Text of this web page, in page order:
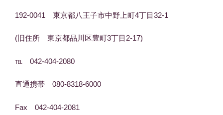
192-0041 東京都八王子市中野上町4丁目32-1
(旧住所 東京都品川区豊町3丁目2-17)
℡ 042-404-2080
直通携帯 080-8318-6000
Fax 042-404-2081